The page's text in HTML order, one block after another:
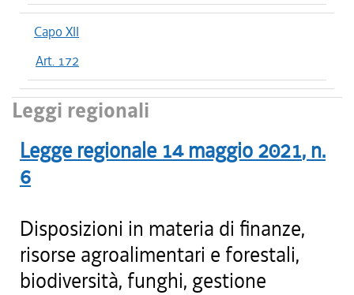
Capo XII
Art. 172
Leggi regionali
Legge regionale 14 maggio 2021, n.
6
Disposizioni in materia di finanze,
risorse agroalimentari e forestali,
biodiversità, funghi, gestione